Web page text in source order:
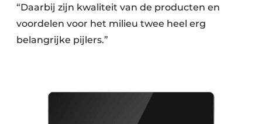
“Daarbij zijn kwaliteit van de producten en
voordelen voor het milieu twee heel erg
belangrijke pijlers.”